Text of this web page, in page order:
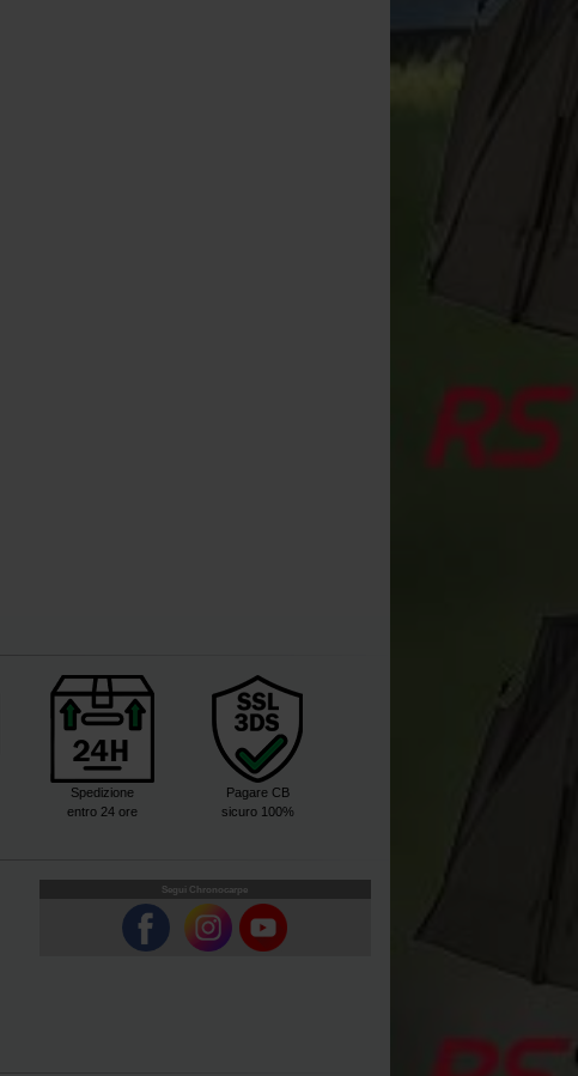
Spedizione
entro 24 ore
Pagare CB
sicuro 100%
Segui Chronocarpe